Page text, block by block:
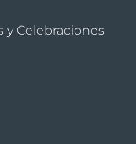
y Celebraciones